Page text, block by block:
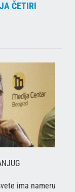
ČETIRI
ima nameru